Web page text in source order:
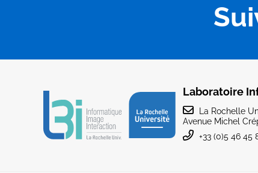
Laboratoire
La Rochelle
Avenue Michel
+33 (0)5 46 45